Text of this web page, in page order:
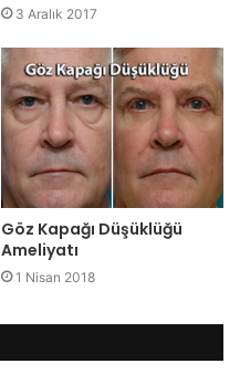
3 Aralık 2017
Göz Kapağı Düşüklüğü
Ameliyatı
1 Nisan 2018